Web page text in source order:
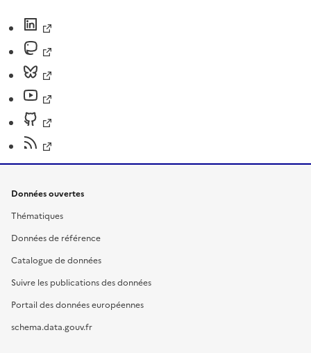
Données ouvertes
Thématiques
Données de référence
Catalogue de données
Suivre les publications des données
Portail des données européennes
schema.data.gouv.fr